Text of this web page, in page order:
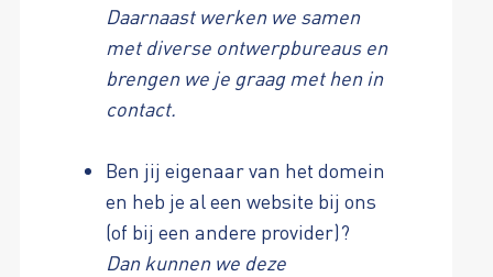
Daarnaast werken we samen
met diverse ontwerpbureaus en
brengen we je graag met hen in
contact.
Ben jij eigenaar van het domein
en heb je al een website bij ons
(of bij een andere provider)?
Dan kunnen we deze